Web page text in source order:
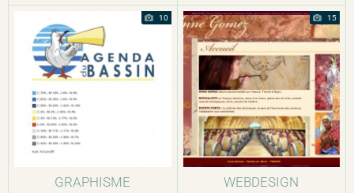
10
GRAPHISME
15
WEBDESIGN